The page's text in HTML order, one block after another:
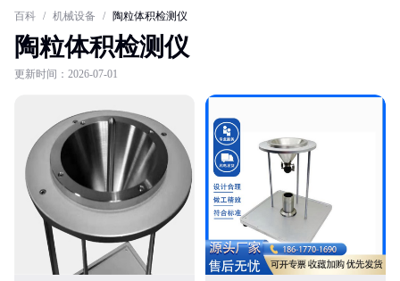
百科 / 机械设备 / 陶粒体积检测仪
陶粒体积检测仪
更新时间：2026-07-01